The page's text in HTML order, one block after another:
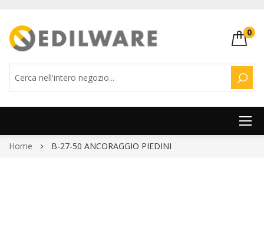
0
Salta
Home B-27-50 ANCORAGGIO PIEDINI